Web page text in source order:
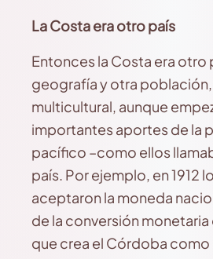
La Costa era otro país
Entonces la Costa era otro
geografía y otra
multicultural, aunque
importantes aportes de la
pacífico –como ellos
país. Por ejemplo, en 1912
aceptaron la moneda
de la conversión monetaria
que crea el Córdoba como